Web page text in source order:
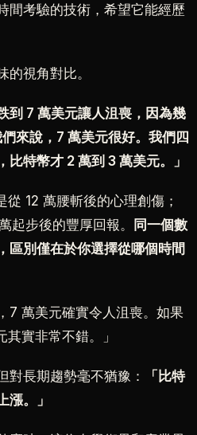
間考驗的技術，希望它能經歷
視角對比。
到 7 萬美元讓人沮喪，因為幾
來說，7 萬美元很好。我們四
特幣才 2 萬到 3 萬美元。」
12 萬腰斬後的心理創傷；
起步後的豐厚回報。 同一個數
區別僅在於你選擇從哪個時間
7 萬美元確實令人沮喪。如果
實非常不錯。」
對長期趨勢毫不猶豫：
「比特
漲。」